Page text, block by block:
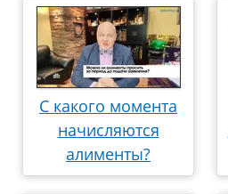
С какого момента
начисляются
алименты?